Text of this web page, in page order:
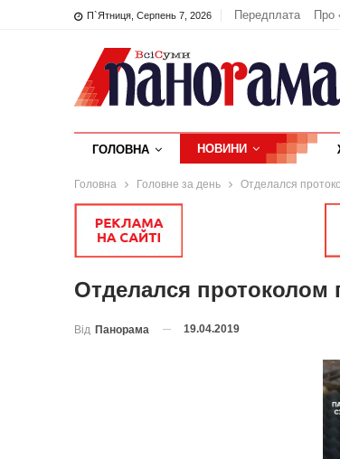
П`ятниця, Серпень 7, 2026 Передплата
ГОЛОВНА НОВИНИ
Головна Головне за день Отделался
Отделался
Від Панорама 19.04.2019